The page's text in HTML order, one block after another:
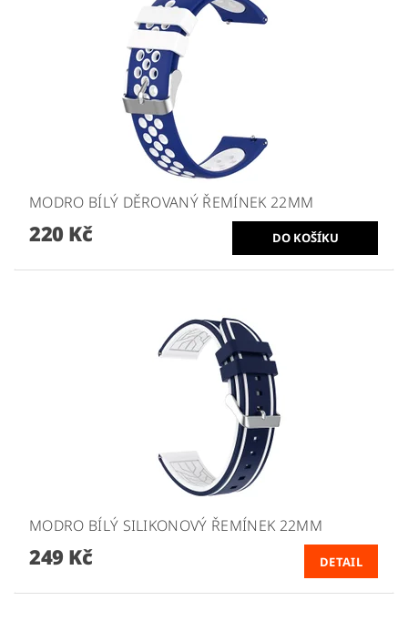
MODRO BÍLÝ DĚROVANÝ ŘEMÍNEK 22MM
220 Kč
MODRO BÍLÝ SILIKONOVÝ ŘEMÍNEK 22MM
249 Kč DETAIL